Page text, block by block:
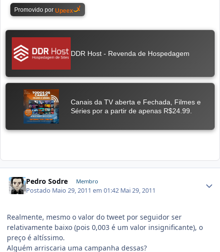
Pedro Sodre Membro
Postado Maio 29, 2011 em 01:42 Mai 29, 2011
Realmente, mesmo o valor do tweet por seguidor ser
relativamente baixo (pois 0,003 é um valor insignificante), o
preço é altíssimo.
Alguém arriscaria uma campanha dessas?